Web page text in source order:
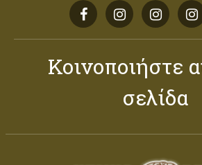
Κοινοποιήστε
σελίδα